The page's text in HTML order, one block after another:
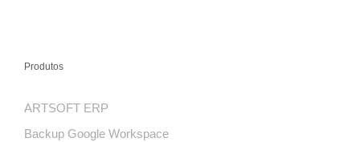
Produtos
ARTSOFT ERP
Backup Google Workspace